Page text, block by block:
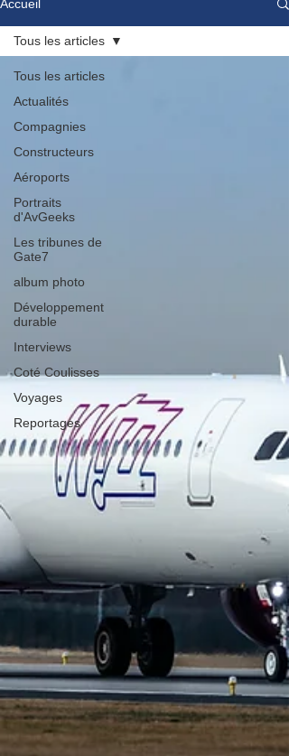
Accueil
Tous les articles
Actualités
Compagnies
Constructeurs
Aéroports
Portraits
d'AvGeeks
Les tribunes de
Gate7
album photo
Développement
durable
Interviews
Coté Coulisses
Voyages
Reportages
Tous les articles